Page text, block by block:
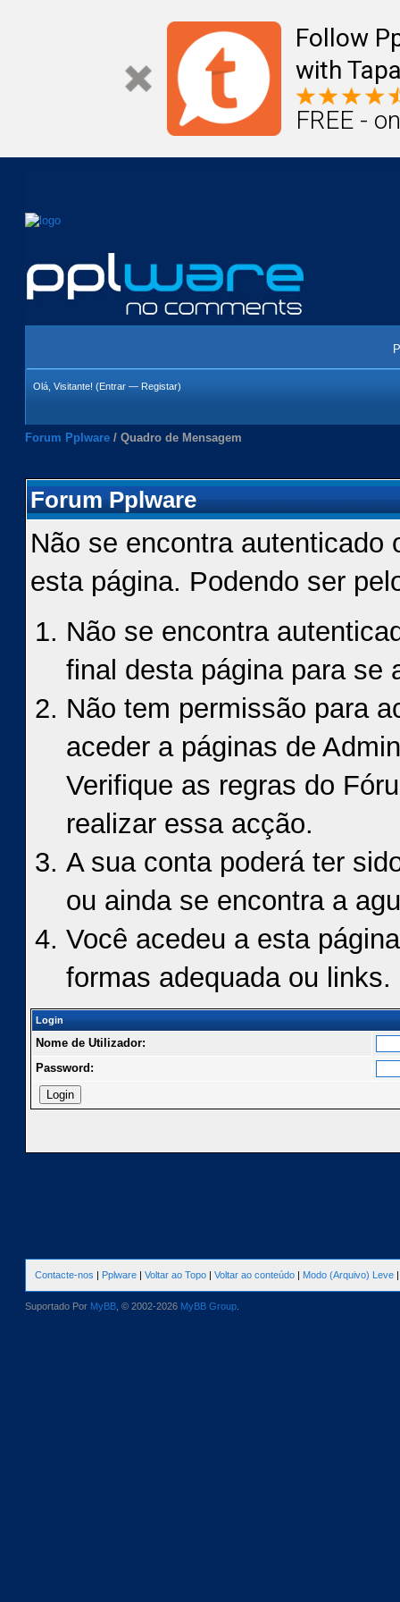
Follow
with
FREE -
Olá, Visitante! (Entrar — Registar)
Forum Pplware / Quadro de Mensagem
Forum Pplware
Não se encontra autenticado
esta página. Podendo ser
Não se encontra
final desta página para se
Não tem permissão para
aceder a páginas de
Verifique as regras do
realizar essa acção.
A sua conta poderá ter
ou ainda se encontra a
Você acedeu a esta
formas adequada ou links.
Login
Nome de Utilizador:
Password:
Contacte-nos | Pplware | Voltar ao Topo | Voltar ao conteúdo | Modo (Arquivo) Leve
Suportado Por MyBB , © 2002-2026 MyBB Group